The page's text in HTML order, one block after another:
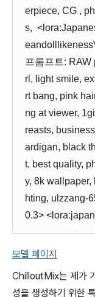
erpiece, CG ,
s,
프롬프트:
rl, light smile,
rt bang, pink
ng at viewer,
reasts,
ardigan, black
t, best quality,
y, 8k wallpaper,
hting, ulzzang-
0.3>
모델 페이지
ChilloutMix는 제가
성을 생성하기 위한